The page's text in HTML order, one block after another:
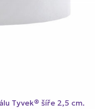
Tyvek® šíře 2,5 cm.